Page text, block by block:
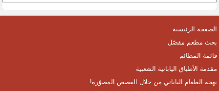
الصفحة الرئيسية
بحث مطعم مفصّل
قائمة المطائم
مقدمة الأطباق اليابانية الشعبية
بهجة الطعام الياباني من خلال القصص المصوّرة!